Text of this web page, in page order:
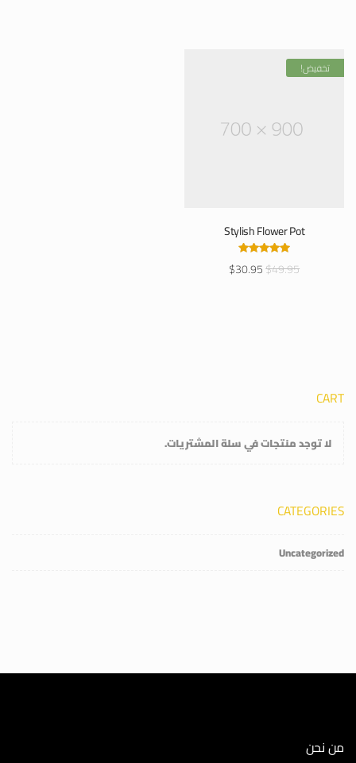
تخفيض!
Stylish Flower Pot
5.00
$49.95
$30.95
CART
لا توجد منتجات في سلة المشتريات.
CATEGORIES
Uncategorized
من نحن